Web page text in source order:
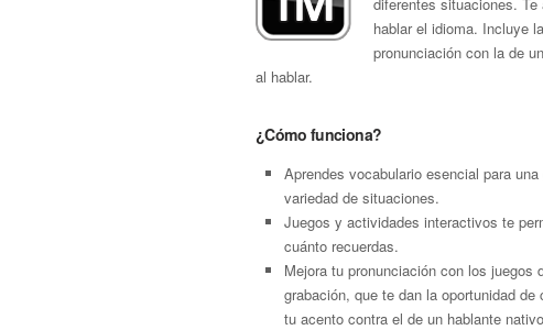
hablar el idioma. Incluye
pronunciación con la de
al hablar.
¿Cómo funciona?
Aprendes vocabulario esencial para una
variedad de situaciones.
Juegos y actividades interactivos te
cuánto recuerdas.
Mejora tu pronunciación con los juegos
grabación, que te dan la oportunidad de
tu acento contra el de un hablante